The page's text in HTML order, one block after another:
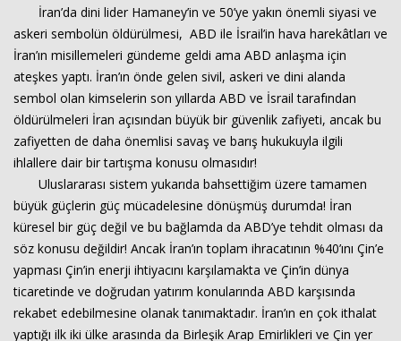
İran’da dini lider Hamaney’in ve 50’ye yakın önemli siyasi ve
askeri sembolün öldürülmesi, ABD ile İsrail’in hava harekâtları ve
İran’ın misillemeleri gündeme geldi ama ABD anlaşma için
ateşkes yaptı. İran’ın önde gelen sivil, askeri ve dini alanda
sembol olan kimselerin son yıllarda ABD ve İsrail tarafından
öldürülmeleri İran açısından büyük bir güvenlik zafiyeti, ancak bu
zafiyetten de daha önemlisi savaş ve barış hukukuyla ilgili
ihlallere dair bir tartışma konusu olmasıdır!
Uluslararası sistem yukarıda bahsettiğim üzere tamamen
büyük güçlerin güç mücadelesine dönüşmüş durumda! İran
küresel bir güç değil ve bu bağlamda da ABD’ye tehdit olması da
söz konusu değildir! Ancak İran’ın toplam ihracatının %40’ını Çin’e
yapması Çin’in enerji ihtiyacını karşılamakta ve Çin’in dünya
ticaretinde ve doğrudan yatırım konularında ABD karşısında
rekabet edebilmesine olanak tanımaktadır. İran’ın en çok ithalat
yaptığı ilk iki ülke arasında da Birleşik Arap Emirlikleri ve Çin yer